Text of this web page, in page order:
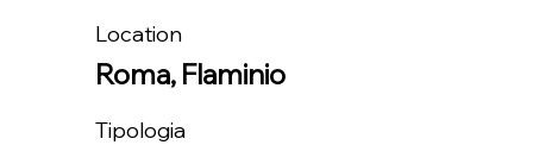
Location
Roma, Flaminio
Tipologia